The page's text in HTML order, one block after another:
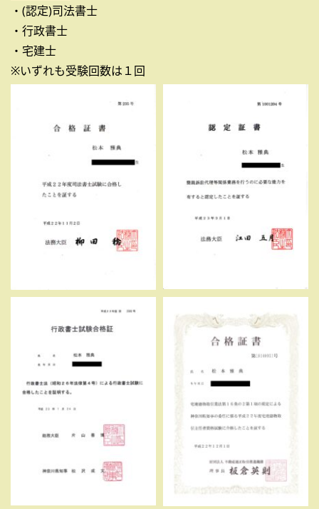
・(認定)司法書士
・行政書士
・宅建士
※いずれも受験回数は１回